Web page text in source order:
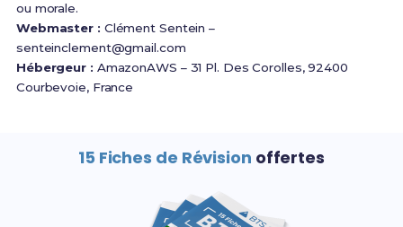
ou morale.
Webmaster : Clément Sentein –
senteinclement@gmail.com
Hébergeur : AmazonAWS – 31 Pl. Des Corolles, 92400
Courbevoie, France
15 Fiches de Révision offertes